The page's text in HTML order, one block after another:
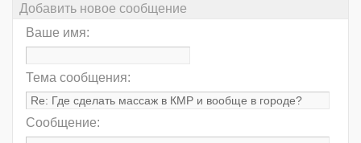
Добавить новое сообщение
Ваше имя:
Тема сообщения:
Сообщение: